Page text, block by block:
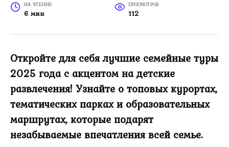
НА ЧТЕНИЕ
6 мин
ПРОСМОТРОВ
112
Откройте для себя лучшие семейные туры
2025 года с акцентом на детские
развлечения! Узнайте о топовых курортах,
тематических парках и образовательных
маршрутах, которые подарят
незабываемые впечатления всей семье.